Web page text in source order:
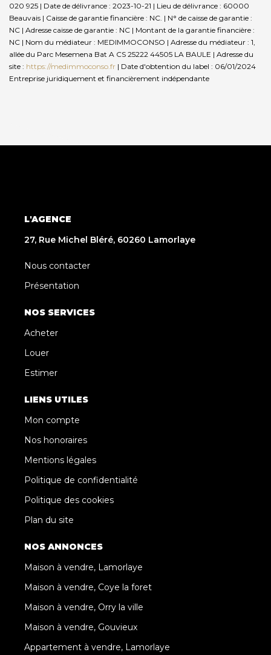
020 925 | Date de délivrance : 2023-10-21 | Lieu de délivrance : 60000
Beauvais | Caisse de garantie financière : NC. | N° de caisse de garantie :
NC | Adresse caisse de garantie : NC | Montant de la garantie financière :
NC | Nom du médiateur : MEDIMMOCONSO | Adresse du médiateur : 1,
allée du Parc Mesemena Bat A CS 25222 44505 LA BAULE | Adresse du
site : https://medimmoconso.fr | Date d'obtention du label : 06/01/2024
Entreprise juridiquement et financièrement indépendante
L'AGENCE
27, Rue Michel Bléré, 60260 Lamorlaye
Nous contacter
Présentation
NOS SERVICES
Acheter
Louer
Estimer
LIENS UTILES
Mon compte
Nos honoraires
Mentions légales
Politique de confidentialité
Politique des cookies
Plan du site
NOS ANNONCES
Maison à vendre, Lamorlaye
Maison à vendre, Coye la foret
Maison à vendre, Orry la ville
Maison à vendre, Gouvieux
Appartement à vendre, Lamorlaye